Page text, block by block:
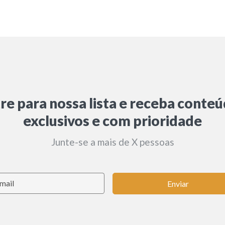
para nossa lista e receba
exclusivos e com prioridade
Junte-se a mais de X pessoas
Enviar